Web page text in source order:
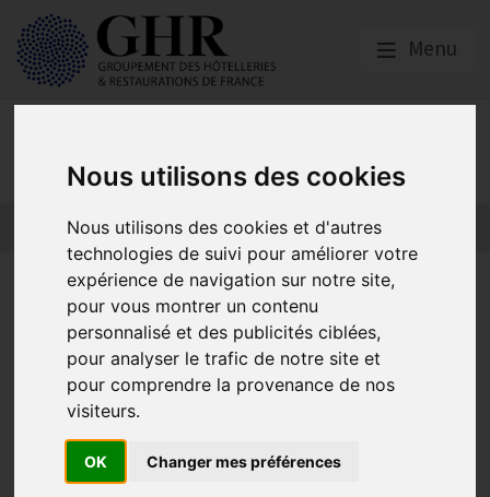
Nous utilisons des cookies
Nous utilisons des cookies et d'autres
technologies de suivi pour améliorer votre
expérience de navigation sur notre site,
pour vous montrer un contenu
personnalisé et des publicités ciblées,
pour analyser le trafic de notre site et
pour comprendre la provenance de nos
visiteurs.
OK Changer mes préférences
Menu
Hôtels | Politique RSE : Testez
des outils gratuitement avec
La Clef Verte
07/02/2023